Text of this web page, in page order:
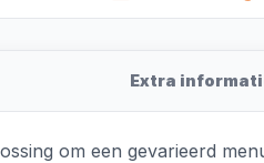
Extra
om een gevarieerd